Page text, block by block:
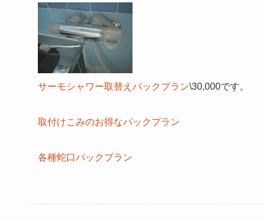
サーモシャワー取替えパックプラン\30,000です。
取付けこみのお得なパックプラン
各種蛇口パックプラン